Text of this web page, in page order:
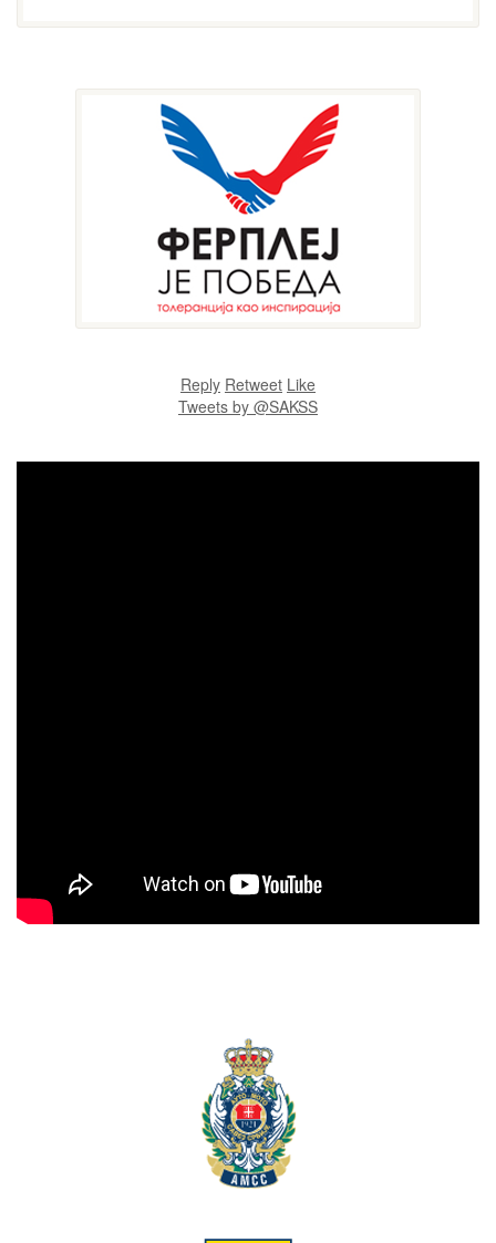
Reply Retweet Like
Tweets by @SAKSS